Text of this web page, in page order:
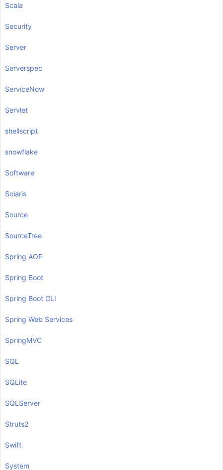
Scala
Security
Server
Serverspec
ServiceNow
Servlet
shellscript
snowflake
Software
Solaris
Source
SourceTree
Spring AOP
Spring Boot
Spring Boot CLI
Spring Web Services
SpringMVC
SQL
SQLite
SQLServer
Struts2
Swift
System